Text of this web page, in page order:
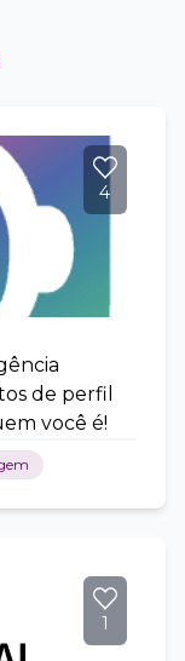
4
de perfil
você é!
1